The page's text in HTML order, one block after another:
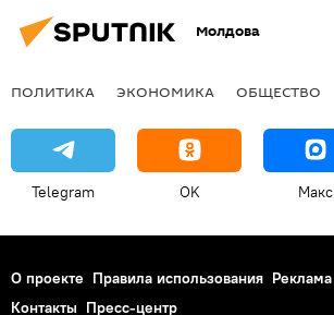
Молдова
ПОЛИТИКА ЭКОНОМИКА ОБЩЕСТВО
Telegram OK Макс
О проекте Правила использования Реклама
Контакты Пресс-центр